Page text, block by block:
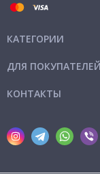
КАТЕГОРИИ
ДЛЯ ПОКУПАТЕЛЕЙ
КОНТАКТЫ